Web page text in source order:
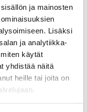
ja mainosten
Lisäksi
ja analytiikka-
käytät
yhdistää näitä
heille tai joita on
kuullaan myös
projekteihin.
tänä
1500 –
määrä on